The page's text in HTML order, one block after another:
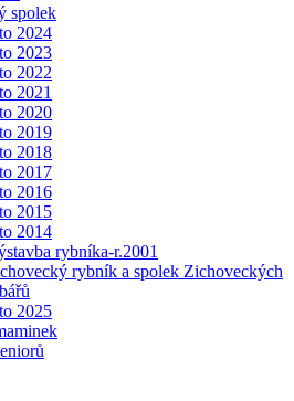
spolek
2024
2023
2022
2021
2020
2019
2018
2017
2016
2015
2014
rybníka-r.2001
rybník a spolek Zichoveckých
2025